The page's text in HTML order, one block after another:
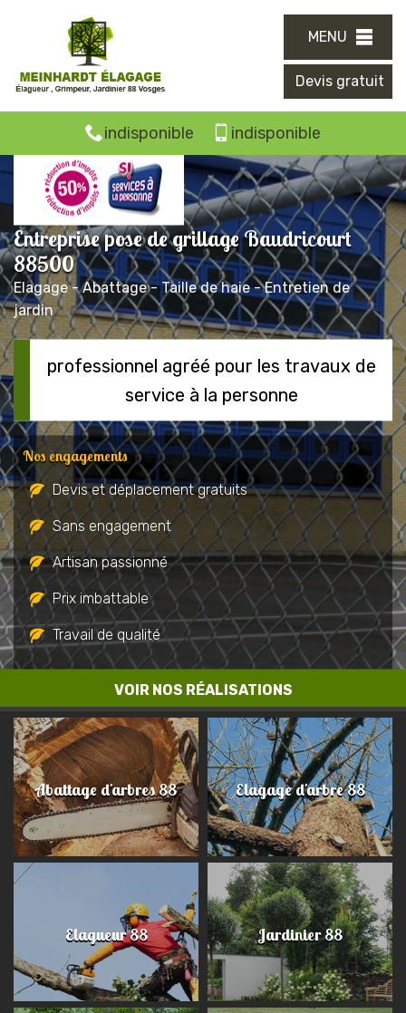
MENU
Devis gratuit
indisponible indisponible
Entreprise pose de grillage Baudricourt
88500
Elagage - Abattage - Taille de haie - Entretien de
jardin
VOIR NOS RÉALISATIONS
professionnel agréé pour les travaux de
service à la personne
Nos engagements
Devis et déplacement gratuits
Sans engagement
Artisan passionné
Prix imbattable
Travail de qualité
Abattage d'arbres 88 Elagage d'arbre 88
Elagueur 88 Jardinier 88